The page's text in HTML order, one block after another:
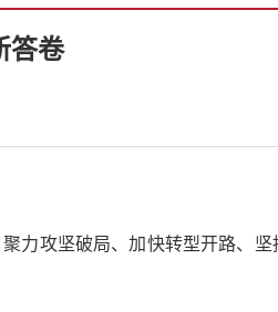
答卷
力攻坚破局、加快转型开路、